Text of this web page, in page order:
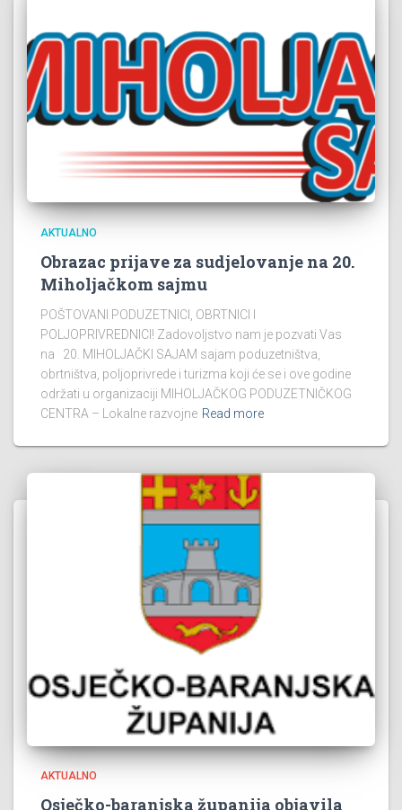
AKTUALNO
Obrazac prijave za sudjelovanje na 20.
Miholjačkom sajmu
POŠTOVANI PODUZETNICI, OBRTNICI I
POLJOPRIVREDNICI! Zadovoljstvo nam je pozvati Vas
na 20. MIHOLJAČKI SAJAM sajam poduzetništva,
obrtništva, poljoprivrede i turizma koji će se i ove godine
održati u organizaciji MIHOLJAČKOG PODUZETNIČKOG
CENTRA – Lokalne razvojne Read more
AKTUALNO
Osječko-baranjska županija objavila